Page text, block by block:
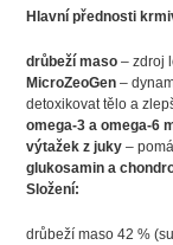
Hlavní přednosti
drůbeží maso – zdroj
MicroZeoGen –
detoxikovat tělo a
omega-3 a omega-6
výtažek z juky –
glukosamin a
Složení:
drůbeží maso 42 %